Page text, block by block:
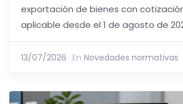
exportación de bienes con
aplicable desde el 1 de agosto de
13/07/2026 En Novedades normativas